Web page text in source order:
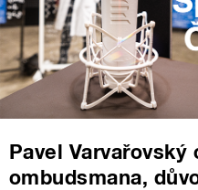
Pavel Varvařovský
ombudsmana,